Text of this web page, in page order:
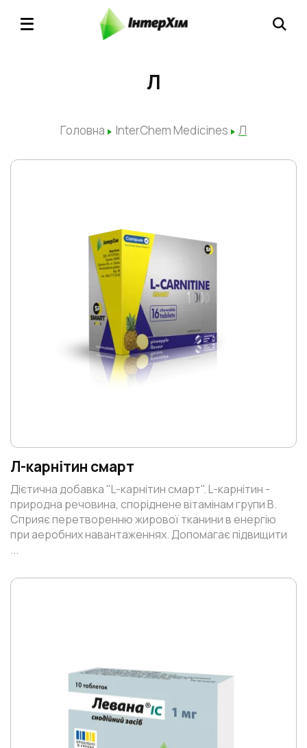
Л
Головна InterChem Medicines Л
Л-карнітин смарт
Дієтична добавка "L-карнітин смарт". L-карнітин -
природна речовина, споріднене вітамінам групи В.
Сприяє перетворенню жирової тканини в енергію
при аеробних навантаженнях. Допомагає підвищити
...